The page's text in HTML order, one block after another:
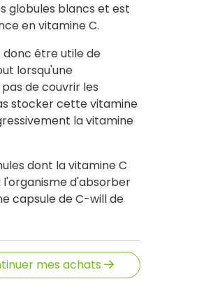
globules blancs et est
en vitamine C.
donc être utile de
lorsqu'une
de couvrir les
stocker cette vitamine
la vitamine
dont la vitamine C
d'absorber
capsule de C-will de
mes achats